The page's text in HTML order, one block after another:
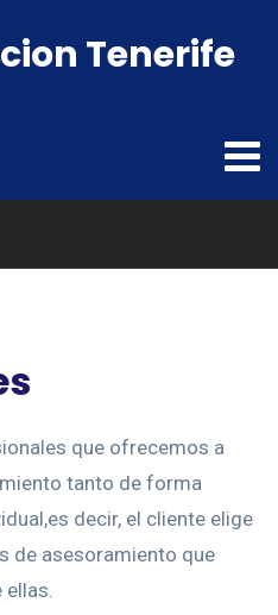
Tenerife
que ofrecemos a
tanto de forma
decir, el cliente elige
de asesoramiento que
ellas.